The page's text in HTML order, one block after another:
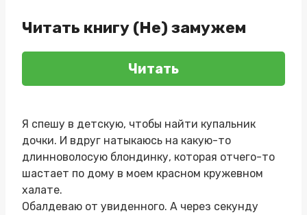
Читать книгу (Не) замужем
Читать
Я спешу в детскую, чтобы найти купальник
дочки. И вдруг натыкаюсь на какую-то
длинноволосую блондинку, которая отчего-то
шастает по дому в моем красном кружевном
халате.
Обалдеваю от увиденного. А через секунду